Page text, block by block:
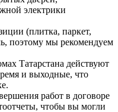
электрики
(плитка, паркет,
поэтому мы рекомендуем
Татарстана действуют
и выходные, что
работ в договоре
чтобы вы могли